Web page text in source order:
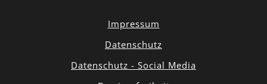
Impressum
Datenschutz
Datenschutz - Social Media